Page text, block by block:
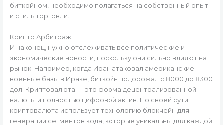
биткойном, необходимо полагаться на собственный опыт
и стиль торговли.
Крипто Арбитраж
И наконец, нужно отслеживать все политические и
экономические новости, поскольку они сильно влияют на
рынок. Например, когда Иран атаковал американские
военные базы в Ираке, биткойн подорожал с 8000 до 8300
дол. Криптовалюта — это форма децентрализованной
валюты и полностью цифровой актив. По своей сути
криптовалюта использует технологию блокчейн для
генерации сегментов кода, которые уникальны для каждой